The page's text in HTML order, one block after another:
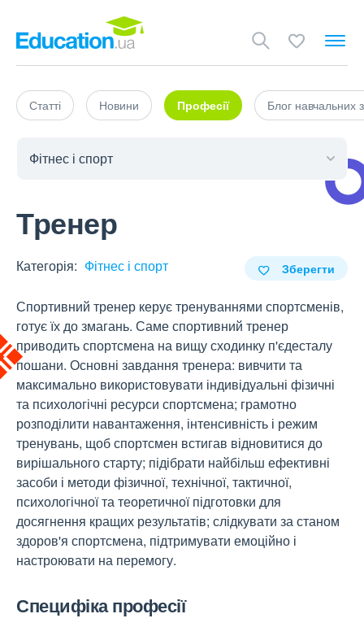
Статті Новини Професії Блог навчальних
Тренер
Категорія: Фітнес і спорт Зберегти
Спортивний тренер керує тренуваннями спортсменів,
готує їх до змагань. Саме спортивний тренер
приводить спортсмена на вищу сходинку п'єдесталу
пошани. Основні завдання тренера: вивчити та
максимально використовувати індивідуальні фізичні
та психологічні ресурси спортсмена; грамотно
розподілити навантаження, інтенсивність і режим
тренувань, щоб спортсмен встигав відновитися до
вирішального старту; підібрати найбільш ефективні
засоби і методи фізичної, технічної, тактичної,
психологічної та теоретичної підготовки для
досягнення кращих результатів; слідкувати за станом
здоров'я спортсмена, підтримувати емоційно і
настроювати на перемогу.
Специфіка професії